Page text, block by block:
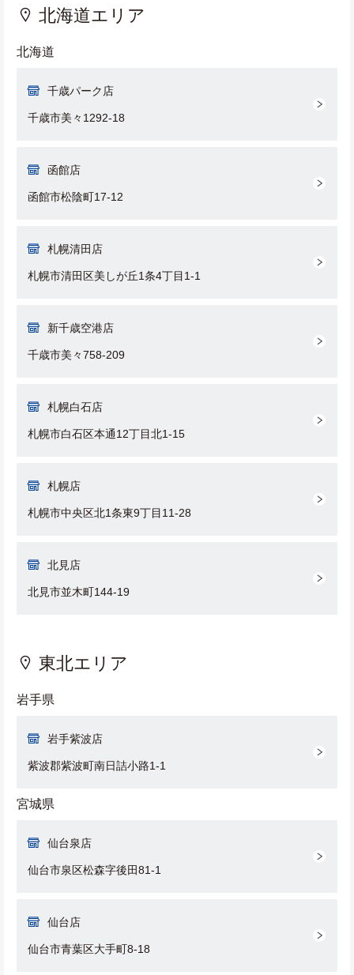
北海道エリア
北海道
千歳パーク店
千歳市美々1292-18
函館店
函館市松陰町17-12
札幌清田店
札幌市清田区美しが丘1条4丁目1-1
新千歳空港店
千歳市美々758-209
札幌白石店
札幌市白石区本通12丁目北1-15
札幌店
札幌市中央区北1条東9丁目11-28
北見店
北見市並木町144-19
東北エリア
岩手県
岩手紫波店
紫波郡紫波町南日詰小路1-1
宮城県
仙台泉店
仙台市泉区松森字後田81-1
仙台店
仙台市青葉区大手町8-18